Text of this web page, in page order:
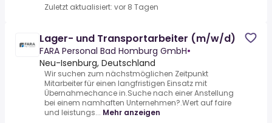
Zuletzt aktualisiert: vor 8 Tagen
Lager- und Transportarbeiter (m/w/d)
FARA Personal Bad Homburg GmbH•
Neu-Isenburg, Deutschland
Wir suchen zum nächstmöglichen Zeitpunkt
Mitarbeiter für einen langfristigen Einsatz mit
Übernahmechance in.Suche nach einer Anstellung
bei einem namhaften Unternehmen?.Wert auf faire
und leistungs... Mehr anzeigen